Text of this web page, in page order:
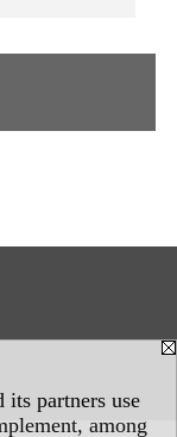
its partners use
among